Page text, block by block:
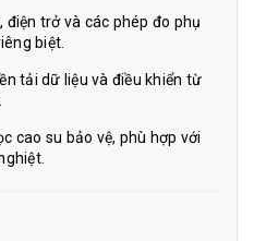
điện trở và các phép đo phụ
biệt.
tải dữ liệu và điều khiển từ
cao su bảo vệ, phù hợp với